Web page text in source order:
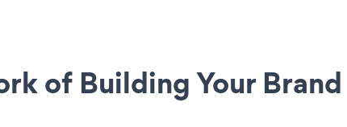
of Building Your Brand